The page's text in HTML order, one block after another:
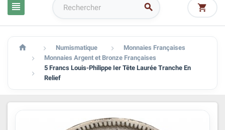
  
  Numismatique  Monnaies Françaises
 Monnaies Argent et Bronze Françaises

5 Francs Louis-Philippe Ier Tête Laurée Tranche En
Relief